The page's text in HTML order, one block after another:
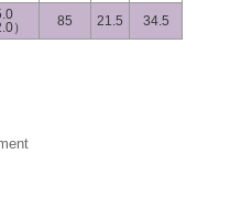
）
85 21.5 34.5